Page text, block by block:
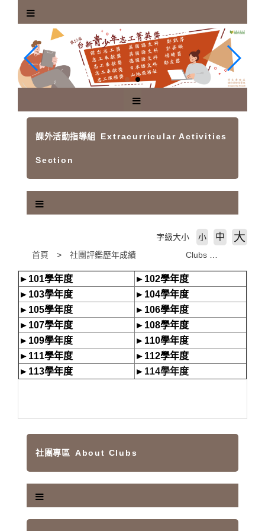
課外活動指導組 Extracurricular Activities
Section
首頁
字級大小 小 中 大
► 101學年度 ► 102學年度
► 103學年度 ► 104學年度
► 105學年度 ► 106學年度
► 107學年度 ► 108學年度
►109學年度
► 110學年度
► 111學年度 ► 112學年度
► 113學年度 ► 114學年度
社團專區 About Clubs